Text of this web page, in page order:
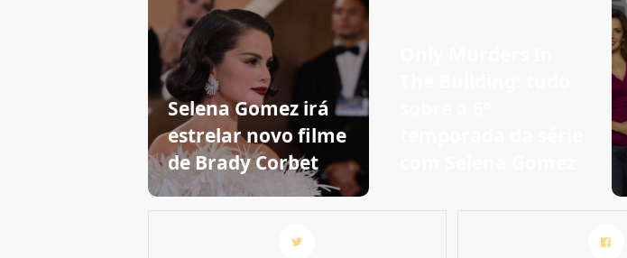
Selena Gomez irá
estrelar novo filme
de Brady Corbet